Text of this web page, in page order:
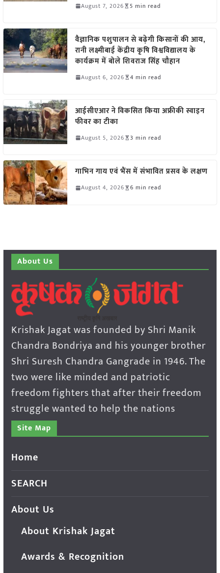
August 7, 2026 5 min read
वैज्ञानिक पशुपालन से बढ़ेगी किसानों की आय,
रानी लक्ष्मीबाई केंद्रीय कृषि विश्वविद्यालय के
कार्यक्रम में बोले शिवराज सिंह चौहान
August 6, 2026 4 min read
आईसीएआर ने विकसित किया अफ्रीकी स्वाइन
फीवर का टीका
August 5, 2026 3 min read
गाभिन गाय एवं भैंस में संभावित प्रसव के लक्षण
August 4, 2026 6 min read
About Us
Krishak Jagat was founded by Shri Manik
Chandra Bondriya and his younger brother
Shri Suresh Chandra Gangrade in 1946. The
two were like minded and patriotic
freedom fighters that after their freedom
struggle wanted to help the nations
Site Map
Home
SEARCH
About Us
About Krishak Jagat
Awards & Recognition